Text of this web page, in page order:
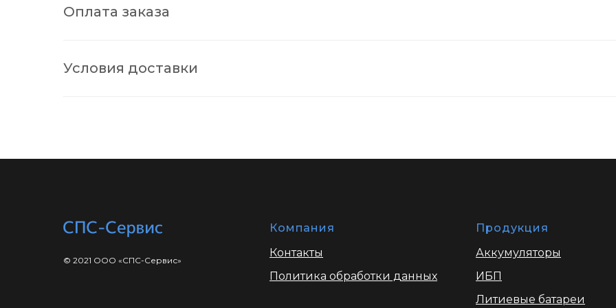
Оплата заказа
Условия доставки
© 2021 ООО «СПС-Сервис»
Компания
Контакты
Политика обработки данных
Продукция
Аккумуляторы
ИБП
Литиевые батареи